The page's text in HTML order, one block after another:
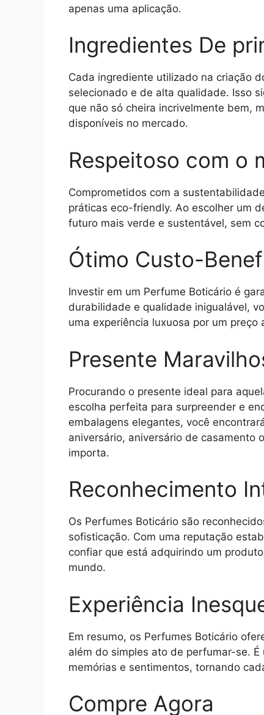
apenas uma aplicação.
Ingredientes De
Cada ingrediente utilizado na criação
selecionado e de alta qualidade. Isso
que não só cheira incrivelmente bem,
disponíveis no mercado.
Respeitoso com o
Comprometidos com a
práticas eco-friendly. Ao escolher um
futuro mais verde e sustentável, sem
Ótimo Custo-
Investir em um Perfume Boticário é
durabilidade e qualidade inigualável,
uma experiência luxuosa por um
Presente
Procurando o presente ideal para
escolha perfeita para surpreender e
embalagens elegantes, você
aniversário, aniversário de casamento
importa.
Reconhecimento
Os Perfumes Boticário são
sofisticação. Com uma reputação
confiar que está adquirindo um
mundo.
Experiência
Em resumo, os Perfumes Boticário
além do simples ato de perfumar-se.
memórias e sentimentos, tornando
Compre Agora